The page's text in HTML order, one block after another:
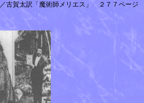
古賀太訳「魔術師メリエス」 ２７７ページ